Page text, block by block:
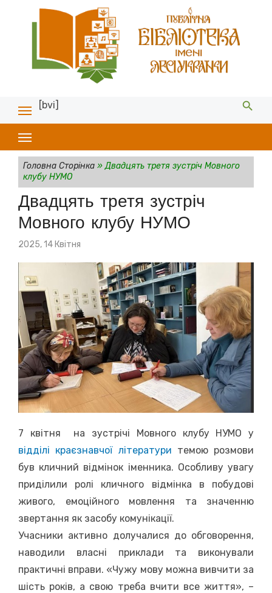
[bvi]
Головна Сторінка»Двадцять третя зустріч Мовного
клубу НУМО
Двадцять третя зустріч
Мовного клубу НУМО
Posted
2025, 14 Квітня
7 квітня на зустрічі Мовного клубу НУМО у
відділі краєзнавчої літератури темою розмови
був кличний відмінок іменника. Особливу увагу
приділили ролі кличного відмінка в побудові
живого, емоційного мовлення та значенню
звертання як засобу комунікації.
Учасники активно долучалися до обговорення,
наводили власні приклади та виконували
практичні вправи. «Чужу мову можна вивчити за
шість років, а свою треба вчити все життя», –